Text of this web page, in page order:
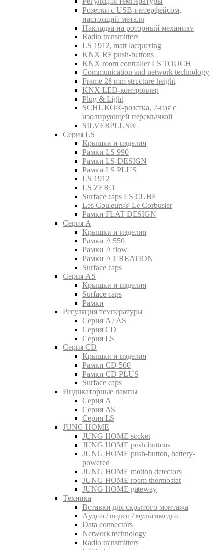
Розетки с USB-интерфейсом,
настоящий металл
Накладка на роторный механизм
Radio transmitters
LS 1912, matt lacquering
KNX RF push-buttons
KNX room controller LS TOUCH
Communication and network technology
Frame 28 mm structure height
KNX LED-контроллер
Plug & Light
SCHUKO®-розетка, 2-ная с
изолирующей перемычкой
SILVERPLUS®
Серия LS
Крышки и изделия
Рамки LS 990
Рамки LS-DESIGN
Рамки LS PLUS
LS 1912
LS ZERO
Surface caps LS CUBE
Les Couleurs® Le Corbusier
Рамки FLAT DESIGN
Серия A
Крышки и изделия
Рамки A 550
Рамки A flow
Рамки A CREATION
Surface caps
Серия AS
Крышки и изделия
Surface caps
Рамки
Регуляция температуры
Серия A / AS
Серия CD
Серия LS
Серия CD
Крышки и изделия
Рамки CD 500
Рамки CD PLUS
Surface caps
Индикаторные лампы
Серия A
Серия AS
Серия LS
JUNG HOME
JUNG HOME socket
JUNG HOME push-buttons
JUNG HOME push-button, battery-
powered
JUNG HOME motion detectors
JUNG HOME room thermostat
JUNG HOME gateway
Tехника
Вставки для скрытого монтажа
Aудио / видео / мультимедиа
Data connectors
Network technology
Radio transmitters